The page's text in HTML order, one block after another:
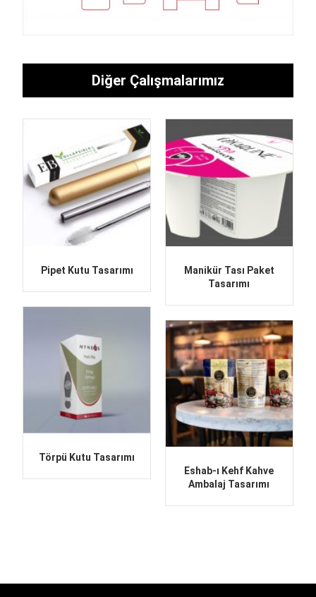
Diğer Çalışmalarımız
Pipet Kutu Tasarımı
Manikür Tası Paket
Tasarımı
Törpü Kutu Tasarımı
Eshab-ı Kehf Kahve
Ambalaj Tasarımı